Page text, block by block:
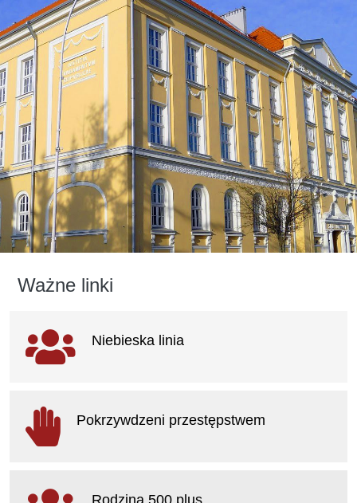
Ważne linki
Ważne linki
Niebieska linia
Pokrzywdzeni przestępstwem
Rodzina 500 plus